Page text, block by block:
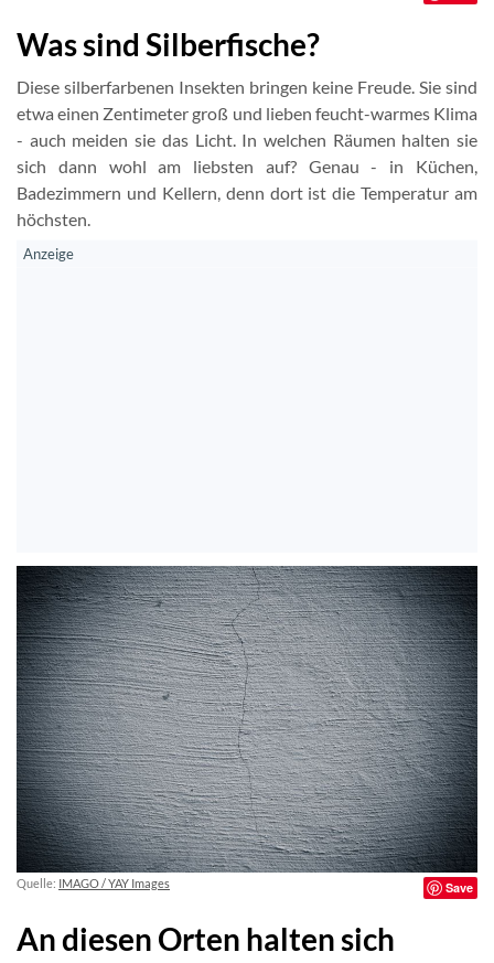
Was sind Silberfische?
Diese silberfarbenen Insekten bringen keine Freude. Sie sind
etwa einen Zentimeter groß und lieben feucht-warmes Klima
- auch meiden sie das Licht. In welchen Räumen halten sie
sich dann wohl am liebsten auf? Genau - in Küchen,
Badezimmern und Kellern, denn dort ist die Temperatur am
höchsten.
Quelle: IMAGO / YAY Images Save
An diesen Orten halten sich